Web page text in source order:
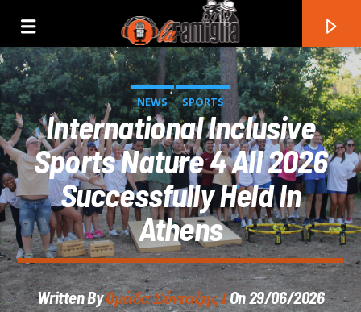
Current Track
NEWS SPORTS
International Inclusive
Sports Nature 4 All 2026
Successfully Held In
Athens
Written ByOμάδα Σύνταξης ΙOn 29/06/2026